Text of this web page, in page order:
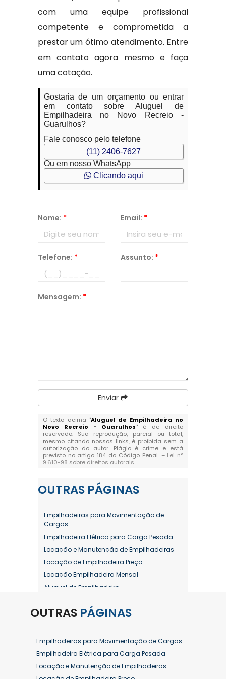
com uma equipe profissional
competente e comprometida a
prestar um ótimo atendimento. Entre
em contato agora mesmo e faça
uma cotação.
Gostaria de um orçamento ou entrar
em contato sobre Aluguel de
Empilhadeira no Novo Recreio -
Guarulhos?
Fale conosco pelo telefone
(11) 2406-7627
Ou em nosso WhatsApp
Clicando aqui
Nome: * Email: *
Telefone: * Assunto: *
Mensagem: *
Enviar
O texto acima "Aluguel de Empilhadeira no
Novo Recreio - Guarulhos" é de direito
reservado. Sua reprodução, parcial ou total,
mesmo citando nossos links, é proibida sem a
autorização do autor. Plágio é crime e está
previsto no artigo 184 do Código Penal. – Lei n°
9.610-98 sobre direitos autorais.
OUTRAS PÁGINAS
Empilhadeiras para Movimentação de
Cargas
Empilhadeira Elétrica para Carga Pesada
Locação e Manutenção de Empilhadeiras
Locação de Empilhadeira Preço
Locação Empilhadeira Mensal
Aluguel de Empilhadeira
Aluguel de Empilhadeira Diária Valor
Aluguel de Empilhadeira Elétrica Preço
Aluguel de Empilhadeira Mensal
Aluguel de Empilhadeira Preço
Aluguel de Empilhadeira Valor
OUTRAS PÁGINAS
Empilhadeiras para Movimentação de Cargas
Empilhadeira Elétrica para Carga Pesada
Locação e Manutenção de Empilhadeiras